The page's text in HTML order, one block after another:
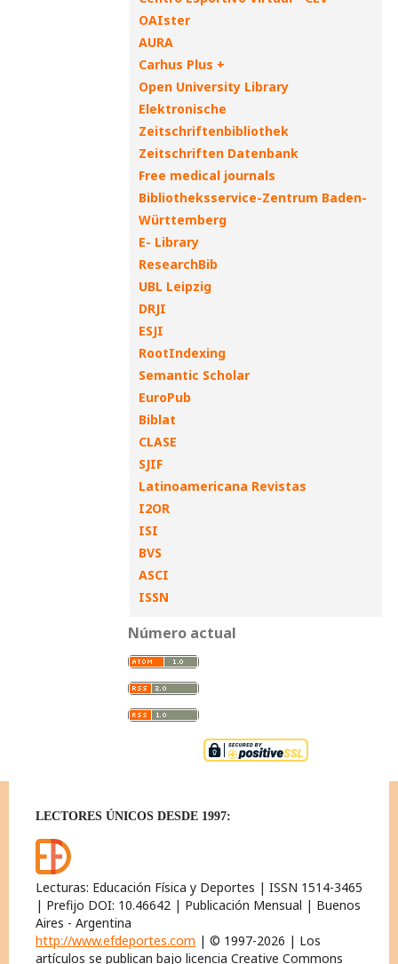
OAIster
AURA
Carhus Plus +
Open University Library
Elektronische
Zeitschriftenbibliothek
Zeitschriften Datenbank
Free medical journals
Bibliotheksservice-Zentrum Baden-
Württemberg
E- Library
ResearchBib
UBL Leipzig
DRJI
ESJI
RootIndexing
Semantic Scholar
EuroPub
Biblat
CLASE
SJIF
Latinoamericana Revistas
I2OR
ISI
BVS
ASCI
ISSN
Número actual
LECTORES ÚNICOS DESDE 1997:
Lecturas: Educación Física y Deportes | ISSN 1514-3465
| Prefijo DOI: 10.46642 | Publicación Mensual | Buenos
Aires - Argentina
http://www.efdeportes.com | © 1997-2026 | Los
artículos se publican bajo licencia Creative Commons